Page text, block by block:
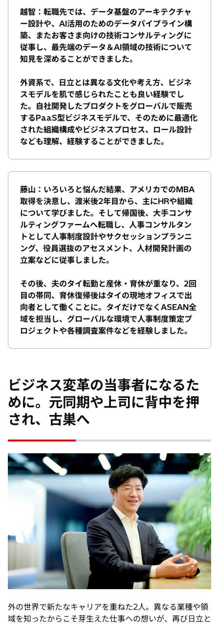
越智：転職先では、データ基盤のアーキテクチャ
ー設計や、AI活用のためのデータパイプライン構
築、またお客さま向けの技術コンサルティングに
従事し、最先端のデータ＆AI領域の技術について
知見を深めることができました。
外資系で、日立とは異なる文化や考え方、ビジネ
スモデルを肌で感じられたことも良い経験でし
た。自社開発したプロダクトをグローバルで販売
するPaaS型ビジネスモデルで、そのために最適化
された組織構成やビジネスプロセス、ロール設計
なども理解、経験することができました。
藤山：いろいろと悩んだ結果、アメリカでのMBA
取得を決意し、渡米後2年目から、主にHRや組織
について学びました。そして帰国後、大手コンサ
ルティングファームへ転職し、人事コンサルタン
トとして人事制度設計やサクセッションプランニ
ング、役員選抜のアセスメント、人材開発計画の
立案などに従事しました。
その後、夫のタイ転勤と産休・育休が重なり、2回
目の帯同、育休復帰後はタイの現地オフィスで出
向者として働くことに。タイだけでなくASEAN全
域を担当し、グローバルな環境で人事制度策定プ
ロジェクトや各種調査案件などを経験しました。
ビジネス変革の当事者になるた
めに。元同期や上司に背中を押
され、古巣へ
外の世界で新たなキャリアを重ねた2人。異なる業種や領
域を知ったからこそ芽生えた仕事への想いが、再び日立と